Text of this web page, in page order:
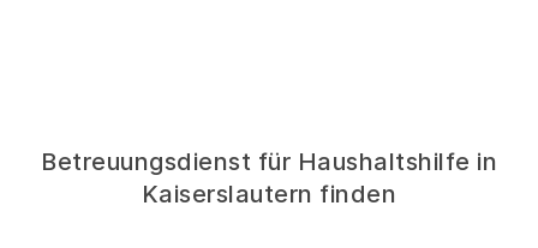
Betreuungsdienst für Haushaltshilfe in
Kaiserslautern finden